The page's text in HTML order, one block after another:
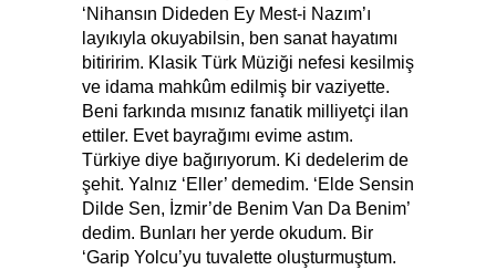
‘Nihansın Dideden Ey Mest-i Nazım’ı
layıkıyla okuyabilsin, ben sanat hayatımı
bitiririm. Klasik Türk Müziği nefesi kesilmiş
ve idama mahkûm edilmiş bir vaziyette.
Beni farkında mısınız fanatik milliyetçi ilan
ettiler. Evet bayrağımı evime astım.
Türkiye diye bağırıyorum. Ki dedelerim de
şehit. Yalnız ‘Eller’ demedim. ‘Elde Sensin
Dilde Sen, İzmir’de Benim Van Da Benim’
dedim. Bunları her yerde okudum. Bir
‘Garip Yolcu’yu tuvalette oluşturmuştum.